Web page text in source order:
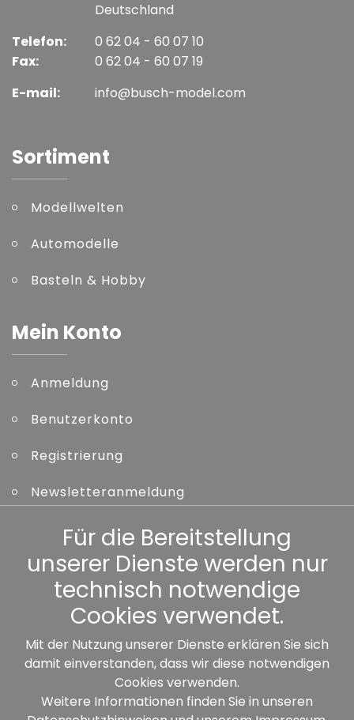
Deutschland
Telefon:
Fax:
0 62 04 - 60 07 10
0 62 04 - 60 07 19
E-mail:
info@busch-model.com
Sortiment
Modellwelten
Automodelle
Basteln & Hobby
Mein Konto
Anmeldung
Benutzerkonto
Registrierung
Newsletteranmeldung
Kennwort vergessen
Sonstiges
Unsere Partner:
Für die Bereitstellung
unserer Dienste werden nur
technisch notwendige
Cookies verwendet.
Mit der Nutzung unserer Dienste erklären Sie sich
damit einverstanden, dass wir diese notwendigen
Cookies verwenden.
Weitere Informationen finden Sie in unseren